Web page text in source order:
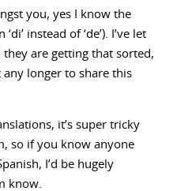
you, yes I know the
instead of ‘de’). I’ve let
are getting that sorted,
any longer to share this
it’s super tricky
so if you know anyone
I’d be hugely
know.